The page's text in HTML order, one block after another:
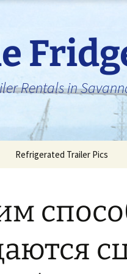
Rentals in
Refrigerated Trailer Pics